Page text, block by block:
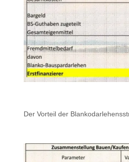
Der Vorteil der